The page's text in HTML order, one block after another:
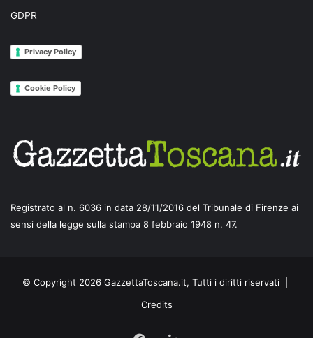
GDPR
Privacy Policy
Cookie Policy
Registrato al n. 6036 in data 28/11/2016 del Tribunale di Firenze ai
sensi della legge sulla stampa 8 febbraio 1948 n. 47.
© Copyright 2026 GazzettaToscana.it, Tutti i diritti riservati |
Credits